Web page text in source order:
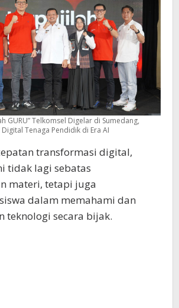
GURU” Telkomsel Digelar di Sumedang,
Tenaga Pendidik di Era AI
transformasi digital,
tidak lagi sebatas
materi, tetapi juga
dalam memahami dan
teknologi secara bijak.